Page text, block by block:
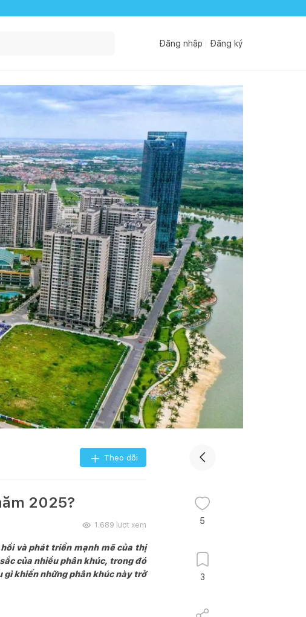
Đăng nhập Đăng ký
Theo dõi
2025?
1.689 lượt xem
và phát triển mạnh mẽ của thị
của nhiều phân khúc, trong đó
khiến những phân khúc này trở
5
3